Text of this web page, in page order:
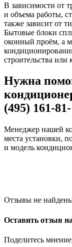
В зависимости от
и объема работы,
также зависит от
Бытовые блоки
оконный проём, а
строительства
Нужна
(495) 161-
Менеджер нашей
места установки,
и модель
Отзывы не
Оставить отзыв
Поделитесь